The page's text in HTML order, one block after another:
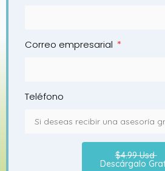
Correo empresarial
Teléfono
$4.99 Usd
Descárgalo